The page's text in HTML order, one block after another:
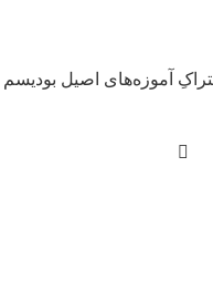
آموزه‌های اصیل